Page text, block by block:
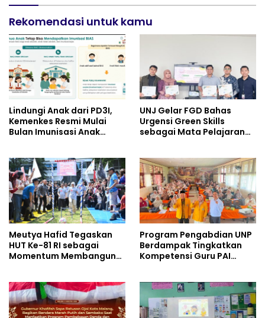
Pokok Tunggakan PKB
Rekomendasi untuk kamu
Lindungi Anak dari PD3I,
Kemenkes Resmi Mulai
Bulan Imunisasi Anak
UNJ Gelar FGD Bahas
Urgensi Green Skills
sebagai Mata Pelajaran
Perhotelan, dan UPW
Meutya Hafid Tegaskan
HUT Ke-81 RI sebagai
Momentum Membangun
Program Pengabdian UNP
Berdampak Tingkatkan
Kompetensi Guru PAI